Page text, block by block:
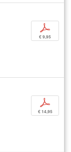
p
€ 9,95
p
€ 14,95